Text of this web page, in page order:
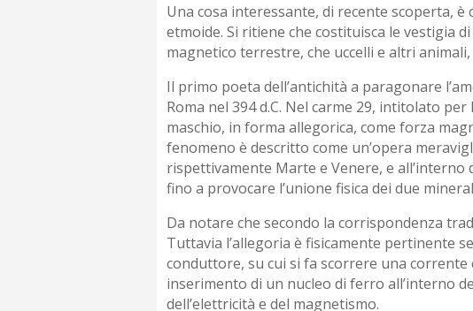
Una cosa interessante, di recente scoperta,
etmoide. Si ritiene che costituisca le vestigia
magnetico terrestre, che uccelli e altri
Il primo poeta dell’antichità a paragonare
Roma nel 394 d.C. Nel carme 29, intitolato per
maschio, in forma allegorica, come forza
fenomeno è descritto come un’opera
rispettivamente Marte e Venere, e
fino a provocare l’unione fisica dei due
Da notare che secondo la corrispondenza
Tuttavia l’allegoria è fisicamente pertinente
conduttore, su cui si fa scorrere una
inserimento di un nucleo di ferro all’interno
dell’elettricità e del magnetismo.